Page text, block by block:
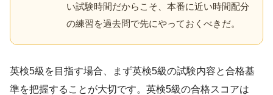
い試験時間だからこそ、本番に近い時間配分
の練習を過去問で先にやっておくべきだ。
英検5級を目指す場合、まず英検5級の試験内容と合格基
準を把握することが大切です。英検5級の合格スコアは